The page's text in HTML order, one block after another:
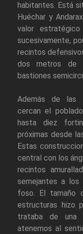
habitantes. Está
Huéchar y
valor
sucesivamente,
recintos
dos metros de
bastiones
Además de las
cercan el
hasta diez
próximas desde
Estas
central con los
recintos
semejantes a los
foso. El tamaño
estructuras hizo
trataba de una
atenemos al